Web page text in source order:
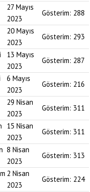
27 Mayıs
2023
Gösterim: 288
20 Mayıs
2023
Gösterim: 293
13 Mayıs
2023
Gösterim: 287
6 Mayıs
2023
Gösterim: 216
29 Nisan
2023
Gösterim: 311
15 Nisan
2023
Gösterim: 311
8 Nisan
2023
Gösterim: 313
2 Nisan
2023
Gösterim: 224